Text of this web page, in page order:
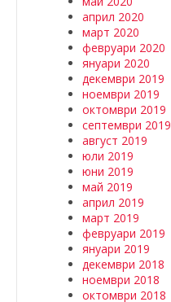
април 2020
март 2020
февруари 2020
януари 2020
декември 2019
ноември 2019
октомври 2019
септември 2019
август 2019
юли 2019
юни 2019
май 2019
април 2019
март 2019
февруари 2019
януари 2019
декември 2018
ноември 2018
октомври 2018